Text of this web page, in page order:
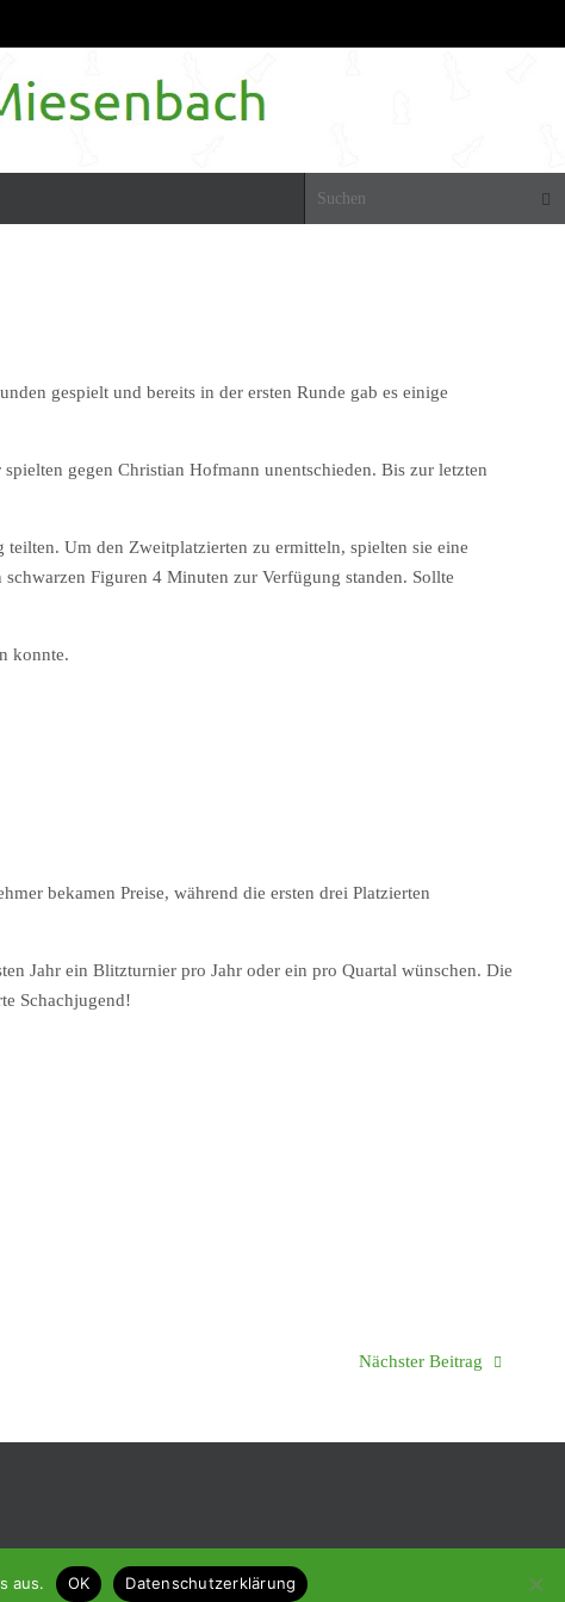
gespielt und bereits in der ersten Runde gab es einige
gegen Christian Hofmann unentschieden. Bis zur letzten
Um den Zweitplatzierten zu ermitteln, spielten sie eine
Figuren 4 Minuten zur Verfügung standen. Sollte
konnte.
bekamen Preise, während die ersten drei Platzierten
Jahr ein Blitzturnier pro Jahr oder ein pro Quartal wünschen. Die
Schachjugend!
Nächster Beitrag
Präsentiert von
aus. OK Datenschutzerklärung